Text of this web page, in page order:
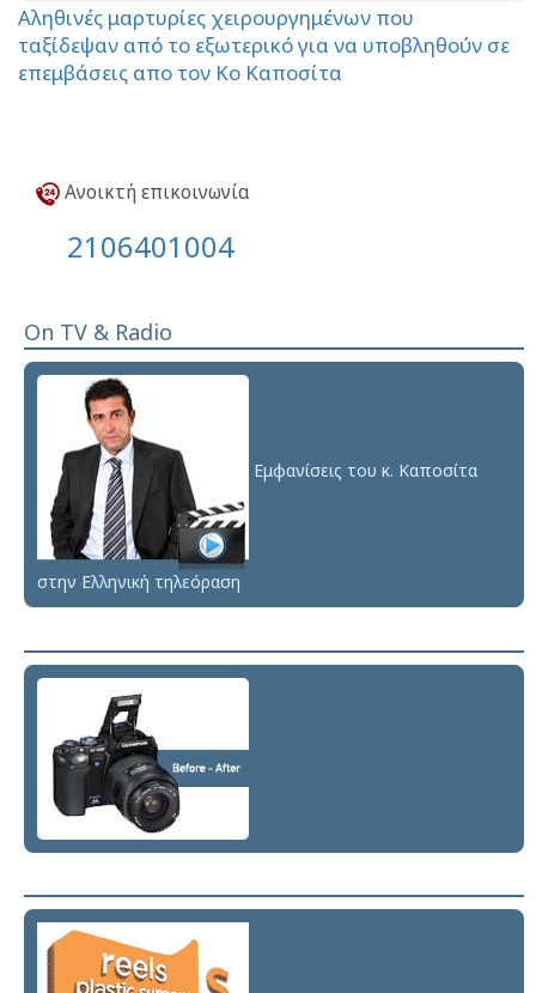
Αληθινές μαρτυρίες χειρουργημένων που
ταξίδεψαν από το εξωτερικό για να υποβληθούν σε
επεμβάσεις απο τον Κο Καποσίτα
Ανοικτή επικοινωνία
2106401004
On TV & Radio
Εμφανίσεις του κ. Καποσίτα
στην Ελληνική τηλεόραση